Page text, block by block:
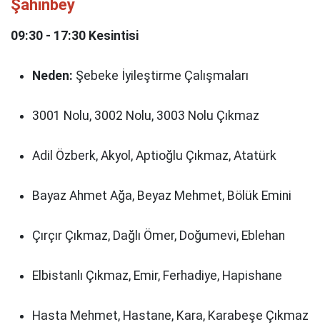
Şahinbey
09:30 - 17:30 Kesintisi
Neden: Şebeke İyileştirme Çalışmaları
3001 Nolu, 3002 Nolu, 3003 Nolu Çıkmaz
Adil Özberk, Akyol, Aptioğlu Çıkmaz, Atatürk
Bayaz Ahmet Ağa, Beyaz Mehmet, Bölük Emini
Çırçır Çıkmaz, Dağlı Ömer, Doğumevi, Eblehan
Elbistanlı Çıkmaz, Emir, Ferhadiye, Hapishane
Hasta Mehmet, Hastane, Kara, Karabeşe Çıkmaz